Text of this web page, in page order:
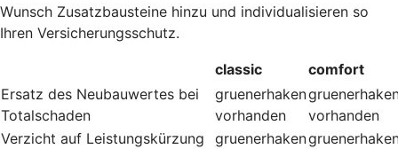
Wunsch Zusatzbausteine hinzu und individualisieren so
Ihren Versicherungsschutz.
classic
comfort
Ersatz des Neubauwertes bei
Totalschaden
gruenerhaken
vorhanden
vorhanden
Verzicht auf Leistungskürzung
gruenerhaken